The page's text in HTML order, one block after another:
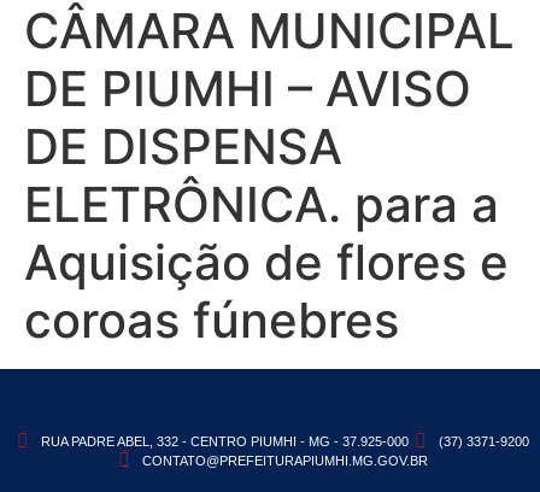
CÂMARA MUNICIPAL
DE PIUMHI – AVISO
DE DISPENSA
ELETRÔNICA. para a
Aquisição de flores e
coroas fúnebres
RUA PADRE ABEL, 332 - CENTRO PIUMHI - MG - 37.925-000
(37) 3371-9200
CONTATO@PREFEITURAPIUMHI.MG.GOV.BR